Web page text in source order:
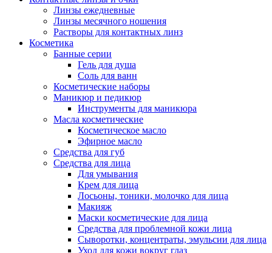
Линзы ежедневные
Линзы месячного ношения
Растворы для контактных линз
Косметика
Банные серии
Гель для душа
Соль для ванн
Косметические наборы
Маникюр и педикюр
Инструменты для маникюра
Масла косметические
Косметическое масло
Эфирное масло
Средства для губ
Средства для лица
Для умывания
Крем для лица
Лосьоны, тоники, молочко для лица
Макияж
Маски косметические для лица
Средства для проблемной кожи лица
Сыворотки, концентраты, эмульсии для лица
Уход для кожи вокруг глаз